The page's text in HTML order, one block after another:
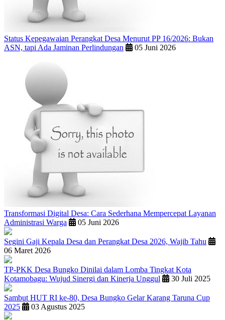
Status Kepegawaian Perangkat Desa Menurut PP 16/2026: Bukan
ASN, tapi Ada Jaminan Perlindungan
05 Juni 2026
Transformasi Digital Desa: Cara Sederhana Mempercepat Layanan
Administrasi Warga
05 Juni 2026
Segini Gaji Kepala Desa dan Perangkat Desa 2026, Wajib Tahu
06 Maret 2026
TP-PKK Desa Bungko Dinilai dalam Lomba Tingkat Kota
Kotamobagu: Wujud Sinergi dan Kinerja Unggul
30 Juli 2025
Sambut HUT RI ke-80, Desa Bungko Gelar Karang Taruna Cup
2025
03 Agustus 2025